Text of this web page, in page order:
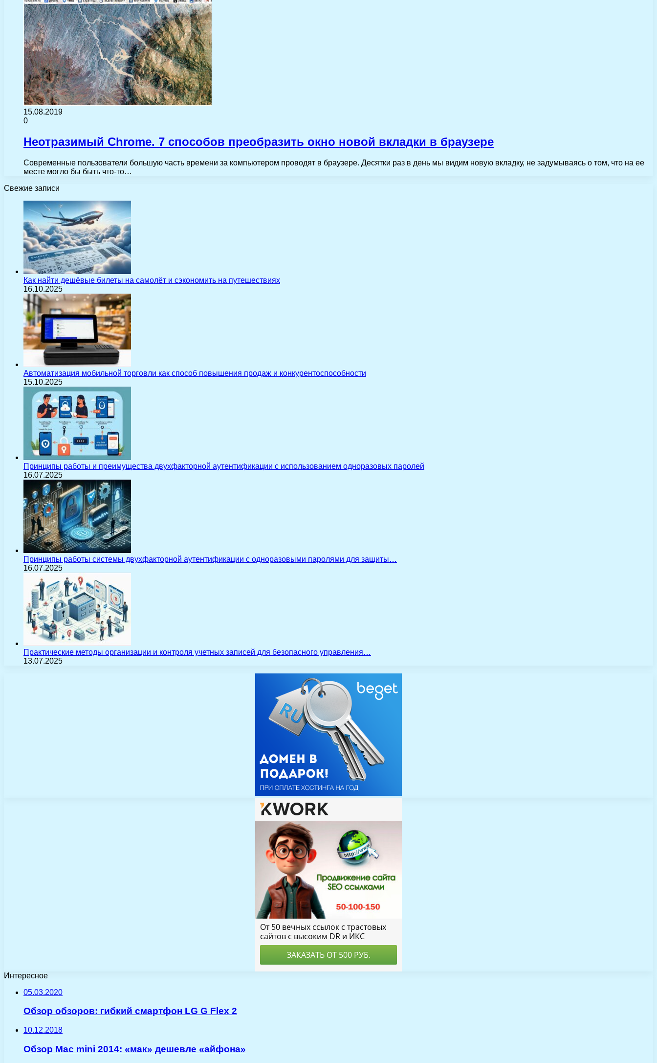
15.08.2019
0
Неотразимый Chrome. 7 способов преобразить окно новой вкладки в браузере
Современные пользователи большую часть времени за компьютером проводят в браузере. Десятки раз в день мы видим новую вкладку, не задумываясь о том, что на ее
месте могло бы быть что-то…
Свежие записи
Как найти дешёвые билеты на самолёт и сэкономить на путешествиях
16.10.2025
Автоматизация мобильной торговли как способ повышения продаж и конкурентоспособности
15.10.2025
Принципы работы и преимущества двухфакторной аутентификации с использованием одноразовых паролей
16.07.2025
Принципы работы системы двухфакторной аутентификации с одноразовыми паролями для защиты…
16.07.2025
Практические методы организации и контроля учетных записей для безопасного управления…
13.07.2025
Интересное
05.03.2020
Обзор обзоров: гибкий смартфон LG G Flex 2
10.12.2018
Обзор Mac mini 2014: «мак» дешевле «айфона»